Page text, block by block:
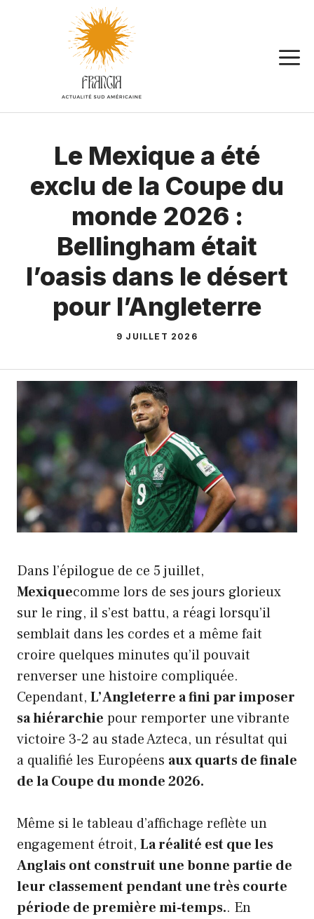
Le Mexique a été
exclu de la Coupe du
monde 2026 :
Bellingham était
l’oasis dans le désert
pour l’Angleterre
9 JUILLET 2026
Dans l’épilogue de ce 5 juillet,
Mexiquecomme lors de ses jours glorieux
sur le ring, il s’est battu, a réagi lorsqu’il
semblait dans les cordes et a même fait
croire quelques minutes qu’il pouvait
renverser une histoire compliquée.
Cependant, L’Angleterre a fini par imposer
sa hiérarchie pour remporter une vibrante
victoire 3-2 au stade Azteca, un résultat qui
a qualifié les Européens aux quarts de finale
de la Coupe du monde 2026.
Même si le tableau d’affichage reflète un
engagement étroit, La réalité est que les
Anglais ont construit une bonne partie de
leur classement pendant une très courte
période de première mi-temps.. En